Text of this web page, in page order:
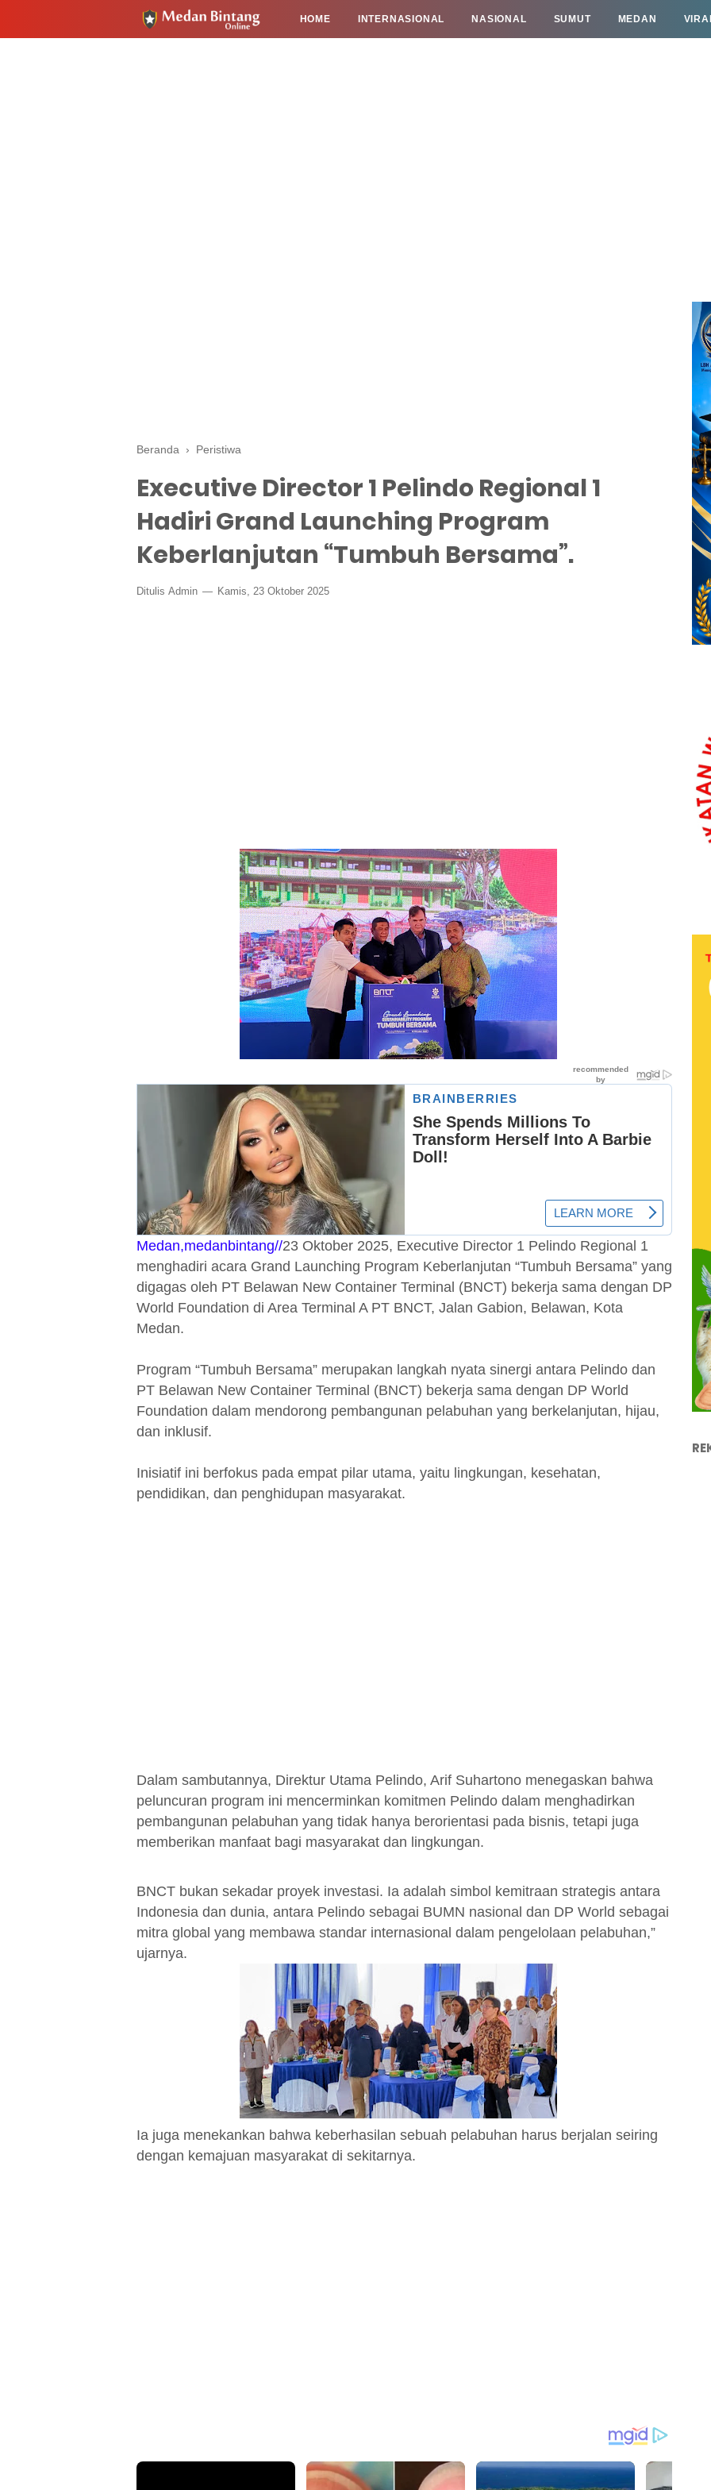
HOME INTERNASIONAL NASIONAL SUMUT MEDAN
Beranda › Peristiwa
Executive Director 1 Pelindo Regional 1
Hadiri Grand Launching Program
Keberlanjutan “Tumbuh Bersama”.
Ditulis Admin Kamis, 23 Oktober 2025
Medan,medanbintang//23 Oktober 2025, Executive Director 1 Pelindo Regional 1
menghadiri acara Grand Launching Program Keberlanjutan “Tumbuh Bersama” yang
digagas oleh PT Belawan New Container Terminal (BNCT) bekerja sama dengan DP
World Foundation di Area Terminal A PT BNCT, Jalan Gabion, Belawan, Kota
Medan.
Program “Tumbuh Bersama” merupakan langkah nyata sinergi antara Pelindo dan
PT Belawan New Container Terminal (BNCT) bekerja sama dengan DP World
Foundation dalam mendorong pembangunan pelabuhan yang berkelanjutan, hijau,
dan inklusif.
Inisiatif ini berfokus pada empat pilar utama, yaitu lingkungan, kesehatan,
pendidikan, dan penghidupan masyarakat.
Dalam sambutannya, Direktur Utama Pelindo, Arif Suhartono menegaskan bahwa
peluncuran program ini mencerminkan komitmen Pelindo dalam menghadirkan
pembangunan pelabuhan yang tidak hanya berorientasi pada bisnis, tetapi juga
memberikan manfaat bagi masyarakat dan lingkungan.
BNCT bukan sekadar proyek investasi. Ia adalah simbol kemitraan strategis antara
Indonesia dan dunia, antara Pelindo sebagai BUMN nasional dan DP World sebagai
mitra global yang membawa standar internasional dalam pengelolaan pelabuhan,”
ujarnya.
Ia juga menekankan bahwa keberhasilan sebuah pelabuhan harus berjalan seiring
dengan kemajuan masyarakat di sekitarnya.